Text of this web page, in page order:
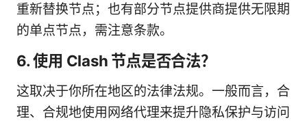
重新替换节点；也有部分节点提供商提供无限期
的单点节点，需注意条款。
6. 使用 Clash 节点是否合法？
这取决于你所在地区的法律法规。一般而言，合
理、合规地使用网络代理来提升隐私保护与访问